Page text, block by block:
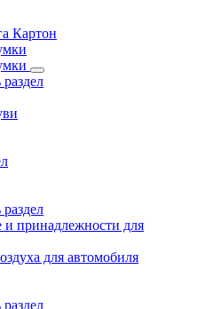
Картон
и принадлежности для
для автомобиля